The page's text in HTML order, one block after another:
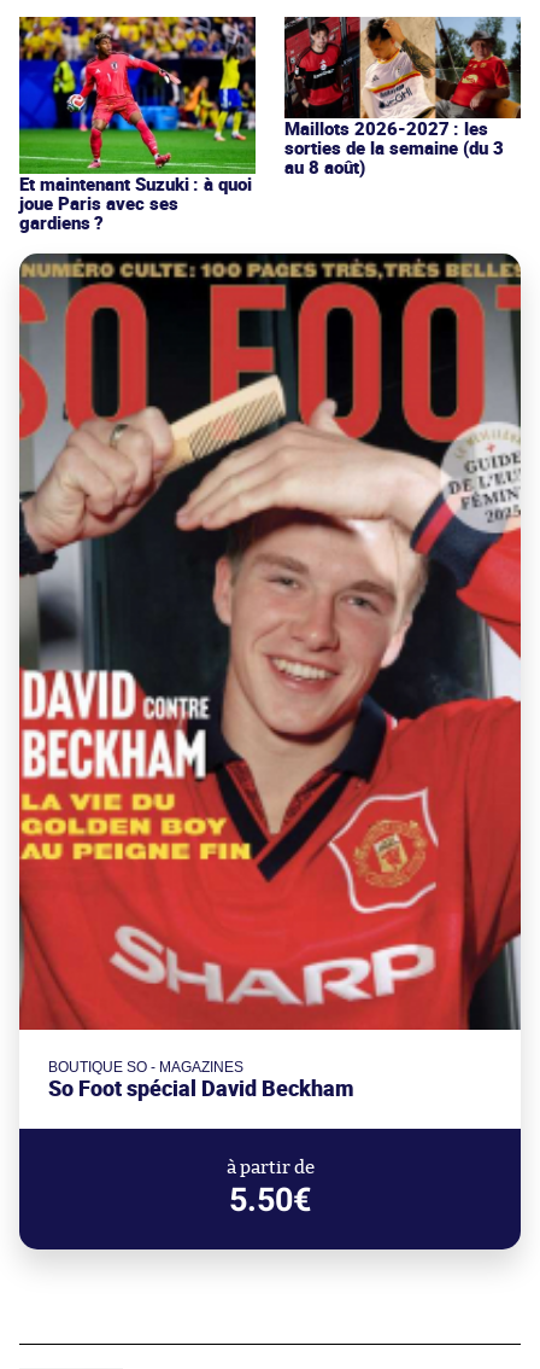
Et maintenant Suzuki : à quoi
joue Paris avec ses
gardiens ?
Maillots 2026-2027 : les
sorties de la semaine (du 3
au 8 août)
BOUTIQUE SO - MAGAZINES
So Foot spécial David Beckham
à partir de
5.50€